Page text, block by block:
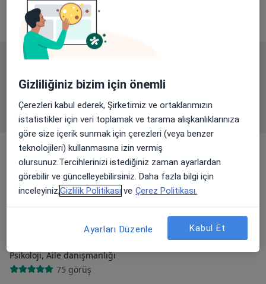
Profili Gör
Bölgenizdeki uzmanlar yüz yüze ziyaretler için
müsait değil. Bunun yerine online danışmanlığını
deneyin
Kl. Psk. Mustafa Mert Mutlu
Psikoloji, Aile danışmanlığı
75 görüş
Gizliliğiniz bizim için önemli
Çerezleri kabul ederek, Şirketimiz ve ortaklarımızın
istatistikler için veri toplamak ve tarama alışkanlıklarınıza
göre size içerik sunmak için çerezleri (veya benzer
teknolojileri) kullanmasına izin vermiş
olursunuz.Tercihlerinizi istediğiniz zaman ayarlardan
görebilir ve güncelleyebilirsiniz. Daha fazla bilgi için
inceleyiniz,Gizlilik Politikası ve Çerez Politikası.
Ayarları Düzenle Kabul Et